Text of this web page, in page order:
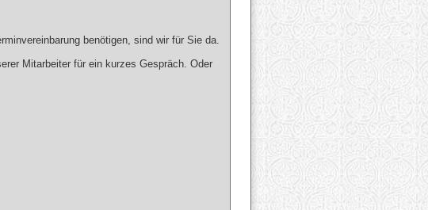
benötigen, sind wir für Sie da.
Mitarbeiter für ein kurzes Gespräch. Oder